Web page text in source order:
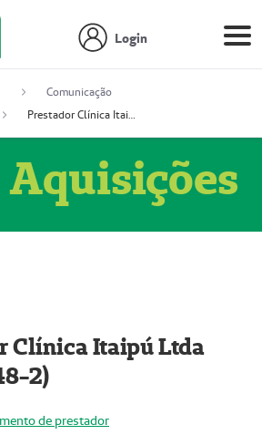
Login
Comunicação
Prestador Clínica Itaipú Ltda (51004348-2)
Clínica Itaipú Ltda
2)
de prestador